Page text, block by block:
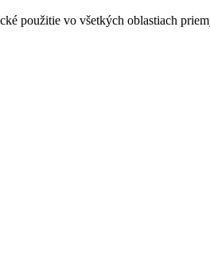
použitie vo všetkých oblastiach